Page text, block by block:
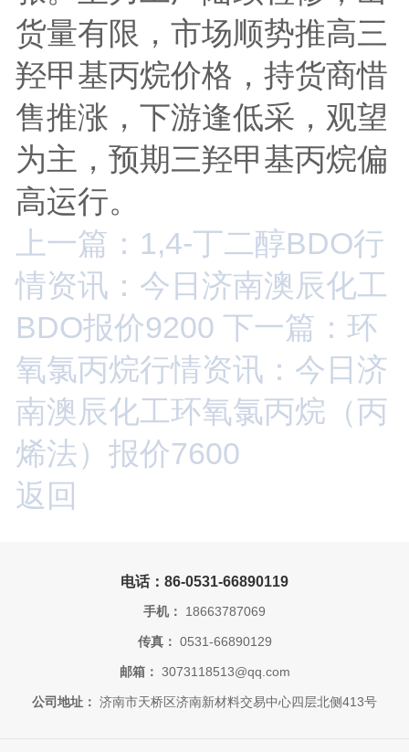
货量有限，市场顺势推高三
羟甲基丙烷价格，持货商惜
售推涨，下游逢低采，观望
为主，预期三羟甲基丙烷偏
高运行。
上一篇：1,4-丁二醇BDO行
情资讯：今日济南澳辰化工
BDO报价9200 下一篇：环
氧氯丙烷行情资讯：今日济
南澳辰化工环氧氯丙烷（丙
烯法）报价7600
返回
电话：86-0531-66890119
手机： 18663787069
传真： 0531-66890129
邮箱： 3073118513@qq.com
公司地址： 济南市天桥区济南新材料交易中心四层北侧413号